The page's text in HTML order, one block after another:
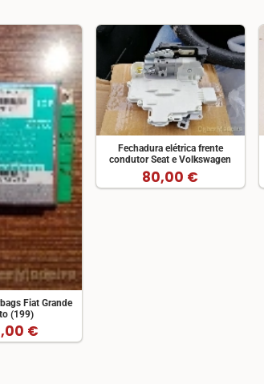
Fiat Grande
(199)
€
Fechadura elétrica frente
condutor Seat e Volkswagen
80,00 €